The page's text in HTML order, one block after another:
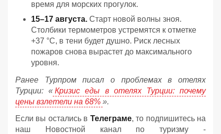
время для морских прогулок.
15–17 августа. Старт новой волны зноя.
Столбики термометров устремятся к отметке
+37 °C, в тени будет душно. Риск лесных
пожаров снова вырастет до максимального
уровня.
Ранее Турпром писал о проблемах в отелях
Турции: « Кризис еды в отелях Турции: почему
цены взлетели на 68% ».
Если вы остались в Телеграме, то подпишитесь на
наш Новостной канал по туризму -